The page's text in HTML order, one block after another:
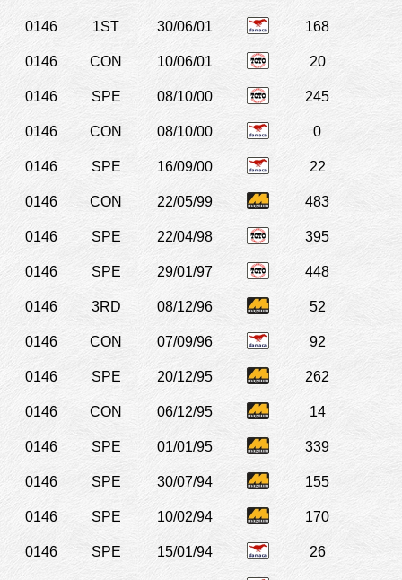
0146 1ST 30/06/01 168
0146 CON 10/06/01 20
0146 SPE 08/10/00 245
0146 CON 08/10/00 0
0146 SPE 16/09/00 22
0146 CON 22/05/99 483
0146 SPE 22/04/98 395
0146 SPE 29/01/97 448
0146 3RD 08/12/96 52
0146 CON 07/09/96 92
0146 SPE 20/12/95 262
0146 CON 06/12/95 14
0146 SPE 01/01/95 339
0146 SPE 30/07/94 155
0146 SPE 10/02/94 170
0146 SPE 15/01/94 26